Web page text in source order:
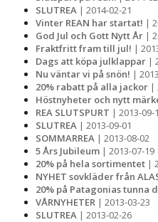
SLUTREA | 2014-02-21
Vinter REAN har startat! |
God Jul och Gott Nytt År |
Fraktfritt fram till jul! |
Dags att köpa julklappar |
Nu väntar vi på snön! |
20% rabatt på alla jackor |
Höstnyheter och nytt
REA SLUTSPURT | 2013-09-
SLUTREA | 2013-09-01
SOMMARREA | 2013-08-02
5 Års Jubileum | 2013-07-19
20% på hela sortimentet |
NYHET sovkläder från
20% på Patagonias tunna
VÅRNYHETER | 2013-03-23
SLUTREA | 2013-02-26